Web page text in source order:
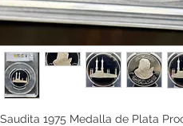
1975 Medalla de Plata